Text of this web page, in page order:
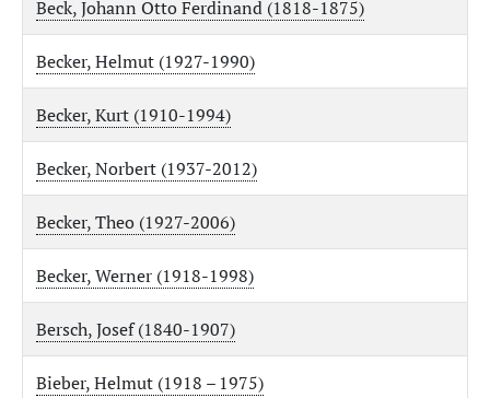
Beck, Johann Otto Ferdinand (1818-1875)
Becker, Helmut (1927-1990)
Becker, Kurt (1910-1994)
Becker, Norbert (1937-2012)
Becker, Theo (1927-2006)
Becker, Werner (1918-1998)
Bersch, Josef (1840-1907)
Bieber, Helmut (1918 – 1975)